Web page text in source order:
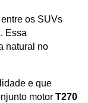
os SUVs
Essa
natural no
e que
motor T270